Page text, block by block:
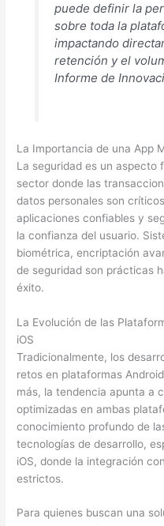
puede definir la
sobre toda la
impactando
retención y el
Informe de
La Importancia de una App
La seguridad es un aspecto
sector donde las
datos personales son
aplicaciones confiables y
la confianza del usuario.
biométrica, encriptación
de seguridad son prácticas
éxito.
La Evolución de las
iOS
Tradicionalmente, los
retos en plataformas
más, la tendencia apunta a
optimizadas en ambas
conocimiento profundo de
tecnologías de desarrollo,
iOS, donde la integración
estrictos.
Para quienes buscan una